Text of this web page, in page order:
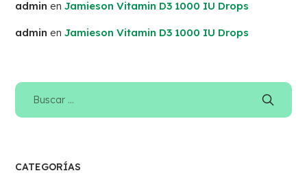
admin enJamieson Vitamin D3 1000 IU Drops
admin enJamieson Vitamin D3 1000 IU Drops
CATEGORÍAS